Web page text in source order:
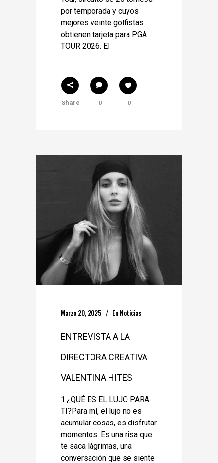
por temporada y cuyos
mejores veinte golfistas
obtienen tarjeta para PGA
TOUR 2026. El
Share 0 0
Marzo 20, 2025 En Noticias
ENTREVISTA A LA
DIRECTORA CREATIVA
VALENTINA HITES
1.¿QUÉ ES EL LUJO PARA
TI?Para mí, el lujo no es
acumular cosas, es disfrutar
momentos. Es una risa que
te saca lágrimas, una
conversación que se siente